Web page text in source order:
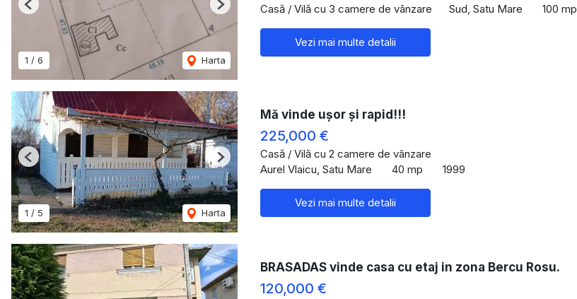
1 / 6 Harta
Previous Next Casă / Vilă cu 3 camere de vânzare Sud, Satu Mare 100 mp
Vezi mai multe detalii
1 / 5 Harta
Previous Next
Mă vinde ușor și rapid!!!
225,000 €
Casă / Vilă cu 2 camere de vânzare
Aurel Vlaicu, Satu Mare
40 mp 1999
Vezi mai multe detalii
BRASADAS vinde casa cu etaj in zona Bercu Rosu.
120,000 €